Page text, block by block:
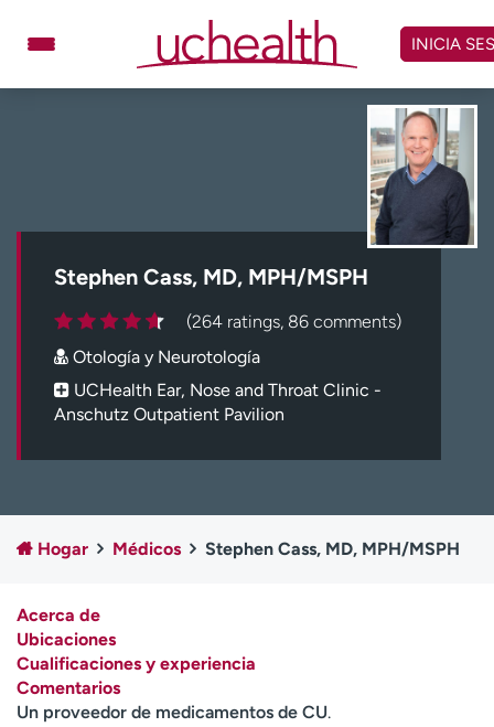
contenido
Especialidades
Programar cita
Carreras
Inicie sesión en My Health Connection
Acerca de UCHealth
Clases y eventos
Empleados
Profesionales
Contáctenos
A
y
INICIA
Stephen Cass, MD, MPH/MSPH
(264 ratings, 86 comments)
Otología y Neurotología
UCHealth Ear, Nose and Throat Clinic -
Anschutz Outpatient Pavilion
Hogar Médicos Stephen Cass, MD, MPH/MSPH
Acerca de
Ubicaciones
Cualificaciones y experiencia
Comentarios
Un proveedor de medicamentos de CU.